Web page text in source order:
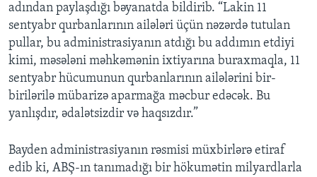
adından paylaşdığı bəyanatda bildirib. “Lakin 11
sentyabr qurbanlarının ailələri üçün nəzərdə tutulan
pullar, bu administrasiyanın atdığı bu addımın etdiyi
kimi, məsələni məhkəmənin ixtiyarına buraxmaqla, 11
sentyabr hücumunun qurbanlarının ailələrini bir-
birilərilə mübarizə aparmağa məcbur edəcək. Bu
yanlışdır, ədalətsizdir və haqsızdır.”
Bayden administrasiyanın rəsmisi müxbirlərə etiraf
edib ki, ABŞ-ın tanımadığı bir hökumətin milyardlarla